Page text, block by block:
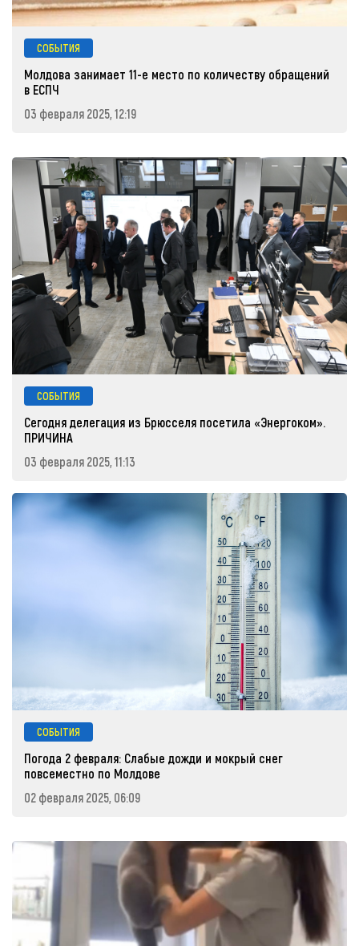
СОБЫТИЯ
Молдова занимает 11-е место по количеству обращений
в ЕСПЧ
03 февраля 2025, 12:19
СОБЫТИЯ
Сегодня делегация из Брюсселя посетила «Энергоком».
ПРИЧИНА
03 февраля 2025, 11:13
СОБЫТИЯ
Погода 2 февраля: Слабые дожди и мокрый снег
повсеместно по Молдове
02 февраля 2025, 06:09